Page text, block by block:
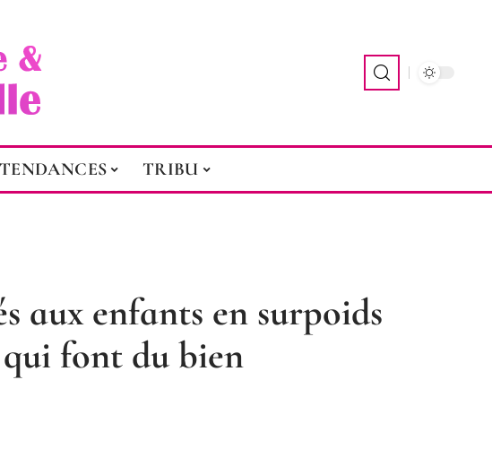
TENDANCES TRIBU
aux enfants en surpoids
font du bien